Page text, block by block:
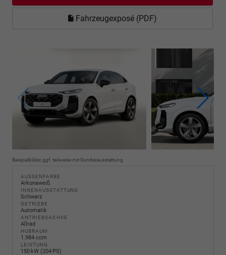
Fahrzeugexposé (PDF)
Beispielbilder, ggf. teilweise mit Sonderausstattung
AUSSENFARBE
Arkonaweiß
INNENAUSSTATTUNG
Schwarz
GETRIEBE
Automatik
ANTRIEBSACHSE
Allrad
HUBRAUM
1.984 ccm
LEISTUNG
150 kW (204 PS)